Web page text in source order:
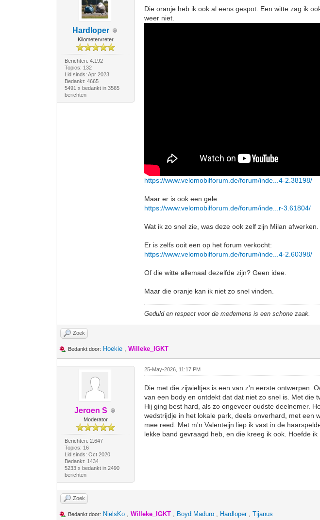
Hardloper
Kilometervreter
Berichten: 4.192
Topics: 132
Lid sinds: Apr 2023
Bedankt: 4665
5491 x bedankt in 3565
berichten
Die oranje heb ik ook al eens gespot. Een witte zag ik
weer niet.
https://www.velomobilforum.de/forum/inde...4-2.38198/
Maar er is ook een gele:
https://www.velomobilforum.de/forum/inde...r-3.61804/
Wat ik zo snel zie, was deze ook zelf zijn Milan afwerken.
Er is zelfs ooit een op het forum verkocht:
https://www.velomobilforum.de/forum/inde...4-2.60398/
Of die witte allemaal dezelfde zijn? Geen idee.
Maar die oranje kan ik niet zo snel vinden.
Geduld en respect voor de medemens is een schone zaak.
Zoek
Bedankt door: Hoekie ,Willeke_IGKT
Jeroen S
Moderator
Berichten: 2.647
Topics: 16
Lid sinds: Oct 2020
Bedankt: 1434
5233 x bedankt in 2490
berichten
25-May-2026, 11:17 PM
Die met die zijwieltjes is een van z'n eerste ontwerpen.
van een body en ontdekt dat dat niet zo snel is. Met die
Hij ging best hard, als zo ongeveer oudste deelnemer.
wedstrijdje in het lokale park, deels onverhard, met een
mee reed. Met m'n Valenteijn liep ik vast in de
lekke band gevraagd heb, en die kreeg ik ook. Hoefde
Zoek
Bedankt door: NielsKo ,Willeke_IGKT , Boyd Maduro , Hardloper,Tijanus